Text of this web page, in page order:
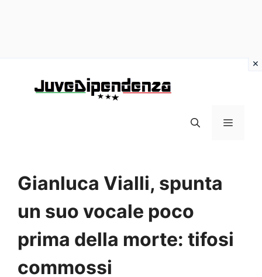
MENU
Gianluca Vialli, spunta
un suo vocale poco
prima della morte: tifosi
commossi